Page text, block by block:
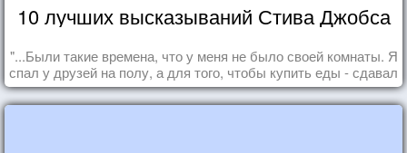
10 лучших высказываний Стива Джобса
"...Были такие времена, что у меня не было своей комнаты. Я
спал у друзей на полу, а для того, чтобы купить еды - сдавал
бутылки из под кока-колы"